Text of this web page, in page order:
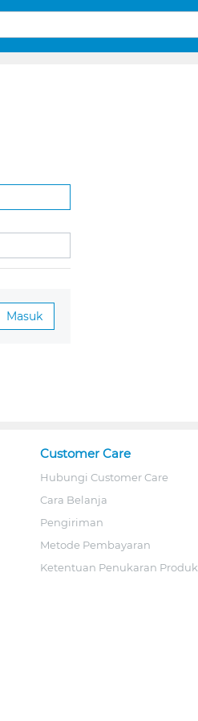
Masuk
Customer Care
Hubungi Customer Care
Cara Belanja
Pengiriman
Metode Pembayaran
Ketentuan Penukaran Produk